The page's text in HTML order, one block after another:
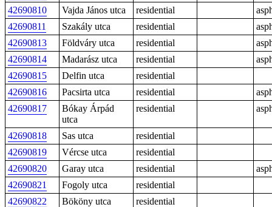
42690810
Vajda János utca residential
42690811
Szakály utca residential
42690813
Földváry utca residential
42690814
Madarász utca residential
42690815
Delfin utca
residential
42690816
Pacsirta utca residential
42690817
Bókay Árpád
utca
residential
42690818 Sas utca
residential
42690819
Vércse utca
residential
42690820
Garay utca residential
42690821
Fogoly utca
residential
42690822
Bököny utca
residential